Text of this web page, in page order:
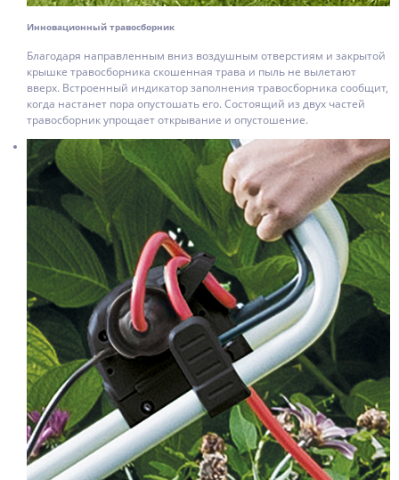
Инновационный травосборник
Благодаря направленным вниз воздушным отверстиям и закрытой
крышке травосборника скошенная трава и пыль не вылетают
вверх. Встроенный индикатор заполнения травосборника сообщит,
когда настанет пора опустошать его. Состоящий из двух частей
травосборник упрощает открывание и опустошение.